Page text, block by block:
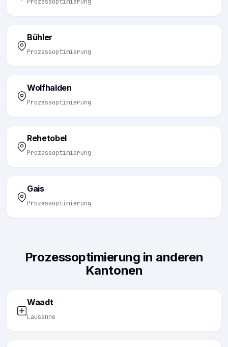
Bühler
Prozessoptimierung
Wolfhalden
Prozessoptimierung
Rehetobel
Prozessoptimierung
Gais
Prozessoptimierung
Prozessoptimierung in anderen
Kantonen
Waadt
Lausanne